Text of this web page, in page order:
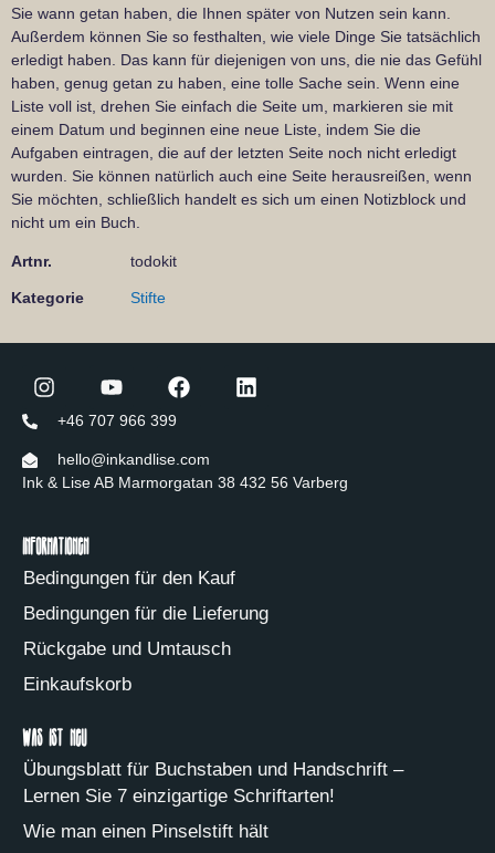
Sie wann getan haben, die Ihnen später von Nutzen sein kann.
Außerdem können Sie so festhalten, wie viele Dinge Sie tatsächlich
erledigt haben. Das kann für diejenigen von uns, die nie das Gefühl
haben, genug getan zu haben, eine tolle Sache sein. Wenn eine
Liste voll ist, drehen Sie einfach die Seite um, markieren sie mit
einem Datum und beginnen eine neue Liste, indem Sie die
Aufgaben eintragen, die auf der letzten Seite noch nicht erledigt
wurden. Sie können natürlich auch eine Seite herausreißen, wenn
Sie möchten, schließlich handelt es sich um einen Notizblock und
nicht um ein Buch.
Artnr. todokit
Kategorie Stifte
+46 707 966 399
hello@inkandlise.com
Ink & Lise AB Marmorgatan 38 432 56 Varberg
Informationen
Bedingungen für den Kauf
Bedingungen für die Lieferung
Rückgabe und Umtausch
Einkaufskorb
Was ist neu
Übungsblatt für Buchstaben und Handschrift –
Lernen Sie 7 einzigartige Schriftarten!
Wie man einen Pinselstift hält